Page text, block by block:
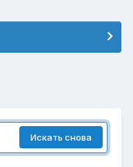
Искать снова